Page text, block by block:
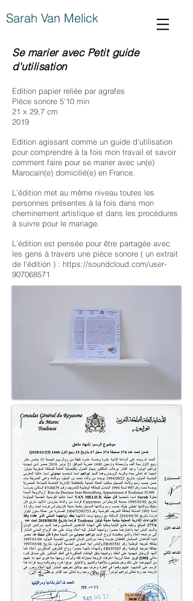
Sarah Van Melick
Se marier avec Petit guide
d'utilisation
Edition papier reliée par agrafes
Pièce sonore 5’10 min
21 x 29,7 cm
2019
Edition agissant comme un guide d’utilisation
pour comprendre à la fois mon travail et savoir
comment faire pour se marier avec un(e)
Marocain(e) domicilié(e) en France.
L’édition met au même niveau toutes les
personnes présentes à la fois dans mon
cheminement artistique et dans les procédures
à suivre pour le mariage.
L’édition est pensée pour être partagée avec
les gens à travers une pièce sonore ( un extrait
de l’édition ) : https://soundcloud.com/user-
907068571